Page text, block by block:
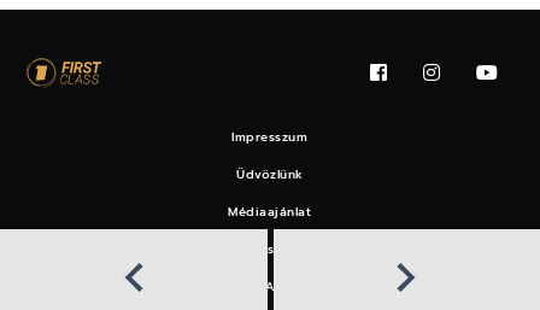
Impresszum
Üdvözlünk
Médiaajánlat
Felhasználási feltételek
EAT